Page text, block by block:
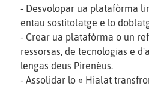
- Desvolopar ua platafòrma
entau sostitolatge e lo
- Crear ua platafòrma o un
ressorsas, de tecnologias e
lengas deus Pirenèus.
- Assolidar lo « Hialat